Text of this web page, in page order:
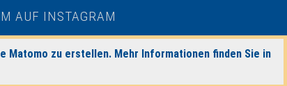
zu erstellen. Mehr Informationen finden Sie in